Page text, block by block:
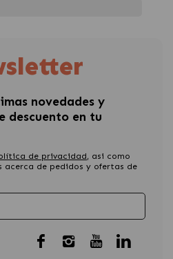
novedades y
descuento en tu
de privacidad, asi como
acerca de pedidos y ofertas de